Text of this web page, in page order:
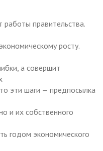
работы правительства.
росту.
а совершит
эти шаги — предпосылка
и их собственного
годом экономического